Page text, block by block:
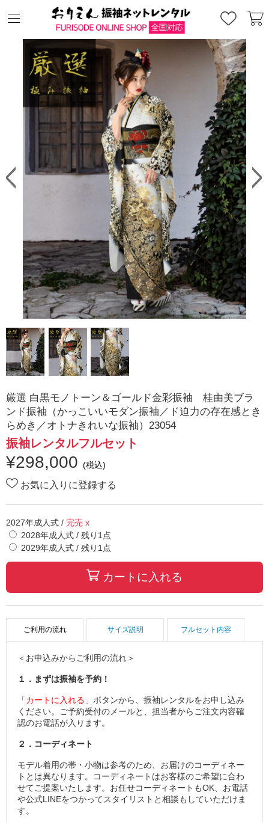
厳選 白黒モノトーン＆ゴールド金彩振袖 桂由美ブラ
ンド振袖（かっこいいモダン振袖／ド迫力の存在感とき
らめき／オトナきれいな振袖）23054
振袖レンタルフルセット
¥298,000 (税込)
お気に入りに登録する
2027年成人式 / 完売 x
2028年成人式 / 残り 1 点
2029年成人式 / 残り 1 点
カートに入れる
ご利用の流れ サイズ説明 フルセット内容
＜お申込みからご利用の流れ＞
１．まずは振袖を予約！
「カートに入れる 」ボタンから、振袖レンタルをお申し込み
ください。ご予約受付のメールと、担当者からご注文内容確
認のお電話が入ります。
２．コーディネート
モデル着用の帯・小物は参考のため、お届けのコーディネー
トとは異なります。コーディネートはお客様のご希望に合わ
せてご提案いたします。お任せコーディネートもOK、お電話
や公式LINEをつかってスタイリストと相談もしていただけま
す。